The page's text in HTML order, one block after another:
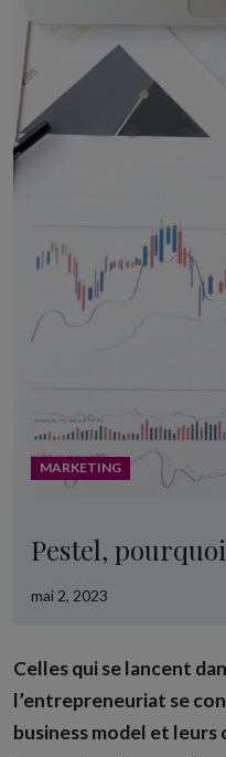
MARKETING
Pestel,
mai 2, 2023
Celles qui se lancent
l’entrepreneuriat se
business model et